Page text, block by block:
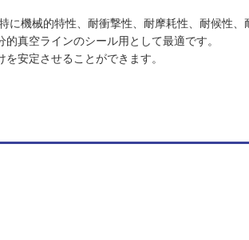
機械的特性、耐衝撃性、耐摩耗性、耐候性、
真空ラインのシール用として最適です。
安定させることができます。